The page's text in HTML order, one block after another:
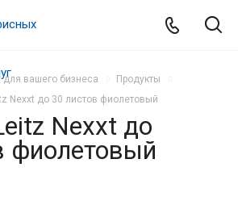
для вашего бизнеса
Продукты
Nexxt до 30 листов фиолетовый
Nexxt до
фиолетовый